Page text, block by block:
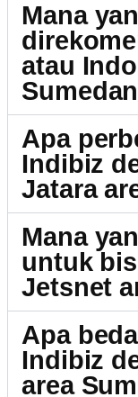
Mana
atau
Apa
Indibiz
Jatara
Mana
untuk
Jetsnet
Apa
Indibiz
area